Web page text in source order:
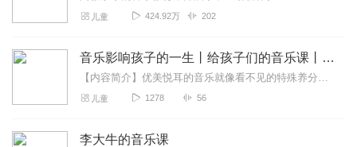
儿童 424.92万 202
音乐影响孩子的一生丨给孩子们的音乐课丨音乐启蒙
【内容简介】优美悦耳的音乐就像看不见的特殊养分，流淌在孩子的血液中，渗透到孩子的每一个细胞里，从而促使孩子的大脑和感官全面、健康地发育，为其今后的成长打下良好的...
儿童 1278 56
李大牛的音乐课